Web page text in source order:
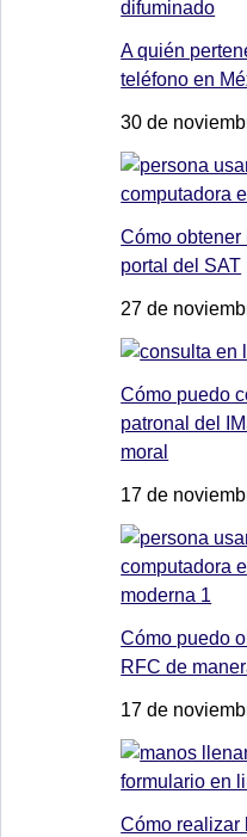
A quién
teléfono en
30 de
Cómo obtener
portal del SAT
27 de
Cómo puedo
patronal del
moral
17 de
Cómo puedo
RFC de
17 de
Cómo realizar